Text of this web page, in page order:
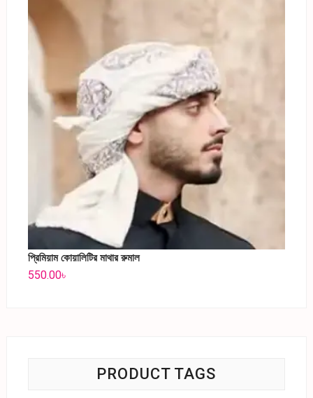
প্রিমিয়াম কোয়ালিটির মাথার রুমাল
550.00৳
PRODUCT TAGS